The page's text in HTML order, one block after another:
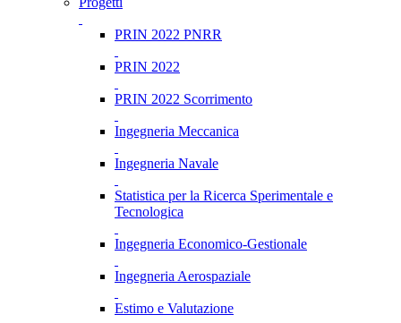
PRIN 2022 PNRR
PRIN 2022
PRIN 2022 Scorrimento
Ingegneria Meccanica
Ingegneria Navale
Statistica per la Ricerca Sperimentale e
Tecnologica
Ingegneria Economico-Gestionale
Ingegneria Aerospaziale
Estimo e Valutazione